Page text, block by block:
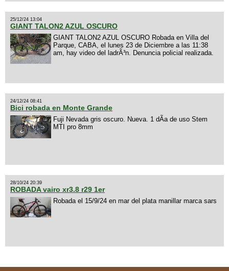
25/12/24 13:04
GIANT TALON2 AZUL OSCURO
GIANT TALON2 AZUL OSCURO Robada en Villa del
Parque, CABA, el lunes 23 de Diciembre a las 11:38
am, hay video del ladrÃ³n. Denuncia policial realizada.
24/12/24 08:41
Bici robada en Monte Grande
Fuji Nevada gris oscuro. Nueva. 1 dÃ­a de uso Stem
MTI pro 8mm
28/10/24 20:39
ROBADA vairo xr3.8 r29 1er
Robada el 15/9/24 en mar del plata manillar marca sars